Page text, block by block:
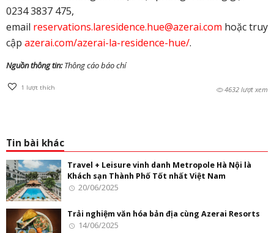
0234 3837 475,
email reservations.laresidence.hue@azerai.com hoặc truy
cập azerai.com/azerai-la-residence-hue/.
Nguồn thông tin:Thông cáo báo chí
1 lượt thích 4632 lượt xem
Tin bài khác
Travel + Leisure vinh danh Metropole Hà Nội là
Khách sạn Thành Phố Tốt nhất Việt Nam
20/06/2025
Trải nghiệm văn hóa bản địa cùng Azerai Resorts
14/06/2025